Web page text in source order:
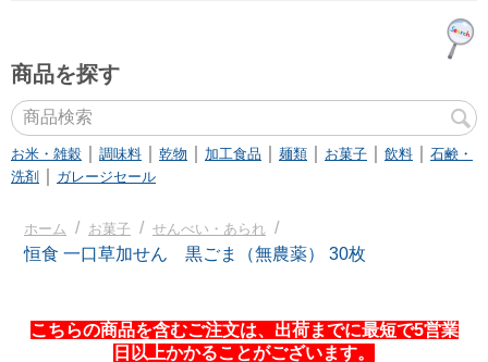
商品を探す
お米・雑穀 調味料 乾物 加工食品 麺類 お菓子 飲料
石鹸・
洗剤
ガレージセール
ホーム / お菓子 / せんべい・あられ /
恒食 一口草加せん 黒ごま（無農薬） 30枚
こちらの商品を含むご注文は、出荷までに最短で5営業
日以上かかることがございます。